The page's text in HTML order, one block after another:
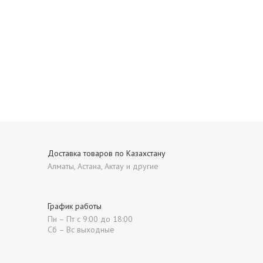
Доставка товаров по Казахстану
Алматы, Астана, Актау и другие
График работы
Пн – Пт с 9:00 до 18:00
Сб – Вс выходные